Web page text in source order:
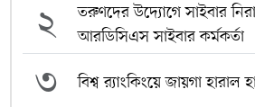
২
তরুণদের উদ্যোগে সাইবার
আরডিসিএস সাইবার কর্মকর্তা
৩ বিশ্ব র‍্যাংকিংয়ে জায়গা হারাল